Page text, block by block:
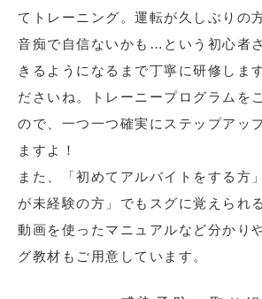
てトレーニング。運転が久しぶりの
音痴で自信ないかも…という初心者
きるようになるまで丁寧に研修しま
ださいね。トレーニープログラムを
ので、一つ一つ確実にステップアッ
ますよ！
また、「初めてアルバイトをする方
が未経験の方」でもスグに覚えられ
動画を使ったマニュアルなど分かり
グ教材もご用意しています。